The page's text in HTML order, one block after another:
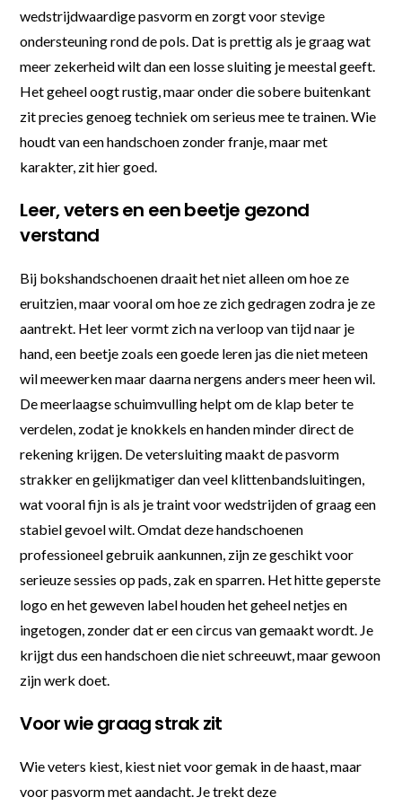
wedstrijdwaardige pasvorm en zorgt voor stevige
ondersteuning rond de pols. Dat is prettig als je graag wat
meer zekerheid wilt dan een losse sluiting je meestal geeft.
Het geheel oogt rustig, maar onder die sobere buitenkant
zit precies genoeg techniek om serieus mee te trainen. Wie
houdt van een handschoen zonder franje, maar met
karakter, zit hier goed.
Leer, veters en een beetje gezond
verstand
Bij bokshandschoenen draait het niet alleen om hoe ze
eruitzien, maar vooral om hoe ze zich gedragen zodra je ze
aantrekt. Het leer vormt zich na verloop van tijd naar je
hand, een beetje zoals een goede leren jas die niet meteen
wil meewerken maar daarna nergens anders meer heen wil.
De meerlaagse schuimvulling helpt om de klap beter te
verdelen, zodat je knokkels en handen minder direct de
rekening krijgen. De vetersluiting maakt de pasvorm
strakker en gelijkmatiger dan veel klittenbandsluitingen,
wat vooral fijn is als je traint voor wedstrijden of graag een
stabiel gevoel wilt. Omdat deze handschoenen
professioneel gebruik aankunnen, zijn ze geschikt voor
serieuze sessies op pads, zak en sparren. Het hitte geperste
logo en het geweven label houden het geheel netjes en
ingetogen, zonder dat er een circus van gemaakt wordt. Je
krijgt dus een handschoen die niet schreeuwt, maar gewoon
zijn werk doet.
Voor wie graag strak zit
Wie veters kiest, kiest niet voor gemak in de haast, maar
voor pasvorm met aandacht. Je trekt deze